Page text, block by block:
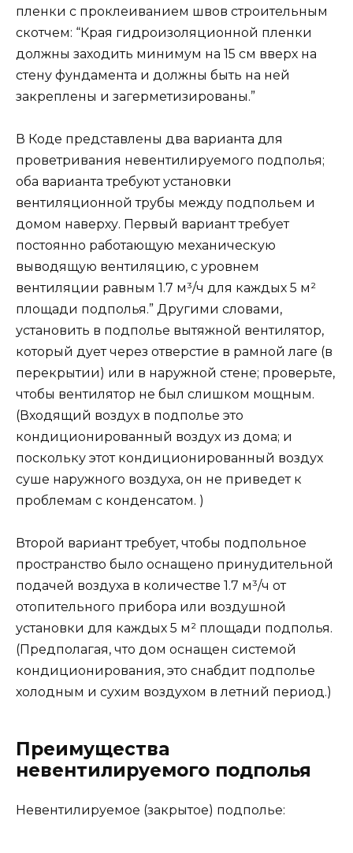
пленки с проклеиванием швов строительным
скотчем: “Края гидроизоляционной пленки
должны заходить минимум на 15 см вверх на
стену фундамента и должны быть на ней
закреплены и загерметизированы.”
В Коде представлены два варианта для
проветривания невентилируемого подполья;
оба варианта требуют установки
вентиляционной трубы между подпольем и
домом наверху. Первый вариант требует
постоянно работающую механическую
выводящую вентиляцию, с уровнем
вентиляции равным 1.7 м³/ч для каждых 5 м²
площади подполья.” Другими словами,
установить в подполье вытяжной вентилятор,
который дует через отверстие в рамной лаге (в
перекрытии) или в наружной стене; проверьте,
чтобы вентилятор не был слишком мощным.
(Входящий воздух в подполье это
кондиционированный воздух из дома; и
поскольку этот кондиционированный воздух
суше наружного воздуха, он не приведет к
проблемам с конденсатом. )
Второй вариант требует, чтобы подпольное
пространство было оснащено принудительной
подачей воздуха в количестве 1.7 м³/ч от
отопительного прибора или воздушной
установки для каждых 5 м² площади подполья.
(Предполагая, что дом оснащен системой
кондиционирования, это снабдит подполье
холодным и сухим воздухом в летний период.)
Преимущества
невентилируемого подполья
Невентилируемое (закрытое) подполье: